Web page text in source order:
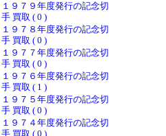
１９７９年度発行の記念切
手 買取 ( 0 )
１９７８年度発行の記念切
手 買取 ( 0 )
１９７７年度発行の記念切
手 買取 ( 0 )
１９７６年度発行の記念切
手 買取 ( 1 )
１９７５年度発行の記念切
手 買取 ( 0 )
１９７４年度発行の記念切
手 買取 ( 0 )